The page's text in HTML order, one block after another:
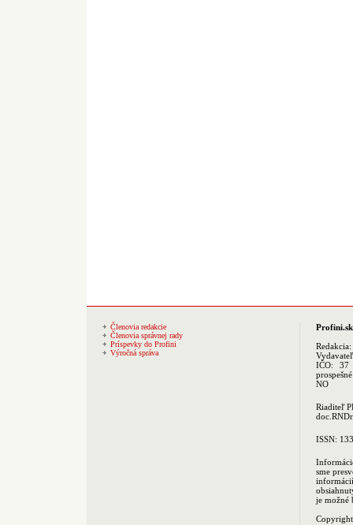
Členovia redakcie
Členovia správnej rady
Príspevky do Profini
Výročná správa
Profini.sk
Redakcia:
IČO: 37
NO
Riaditeľ
ISSN:
sme
je možné